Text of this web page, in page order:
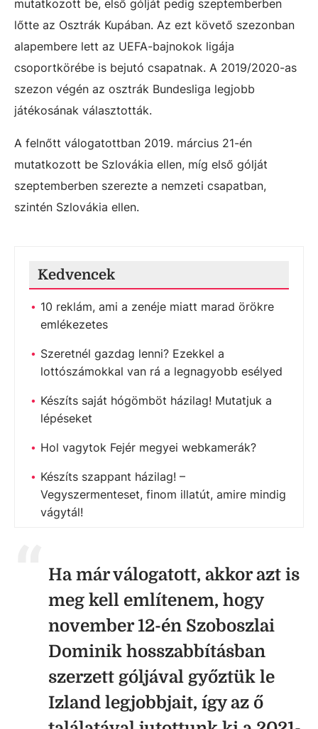
mutatkozott be, első gólját pedig szeptemberben
lőtte az Osztrák Kupában. Az ezt követő szezonban
alapembere lett az UEFA-bajnokok ligája
csoportkörébe is bejutó csapatnak. A 2019/2020-as
szezon végén az osztrák Bundesliga legjobb
játékosának választották.
A felnőtt válogatottban 2019. március 21-én
mutatkozott be Szlovákia ellen, míg első gólját
szeptemberben szerezte a nemzeti csapatban,
szintén Szlovákia ellen.
Kedvencek
10 reklám, ami a zenéje miatt marad örökre
emlékezetes
Szeretnél gazdag lenni? Ezekkel a
lottószámokkal van rá a legnagyobb esélyed
Készíts saját hógömböt házilag! Mutatjuk a
lépéseket
Hol vagytok Fejér megyei webkamerák?
Készíts szappant házilag! –
Vegyszermenteset, finom illatút, amire mindig
vágytál!
Ha már válogatott, akkor azt is
meg kell említenem, hogy
november 12-én Szoboszlai
Dominik hosszabbításban
szerzett góljával győztük le
Izland legjobbjait, így az ő